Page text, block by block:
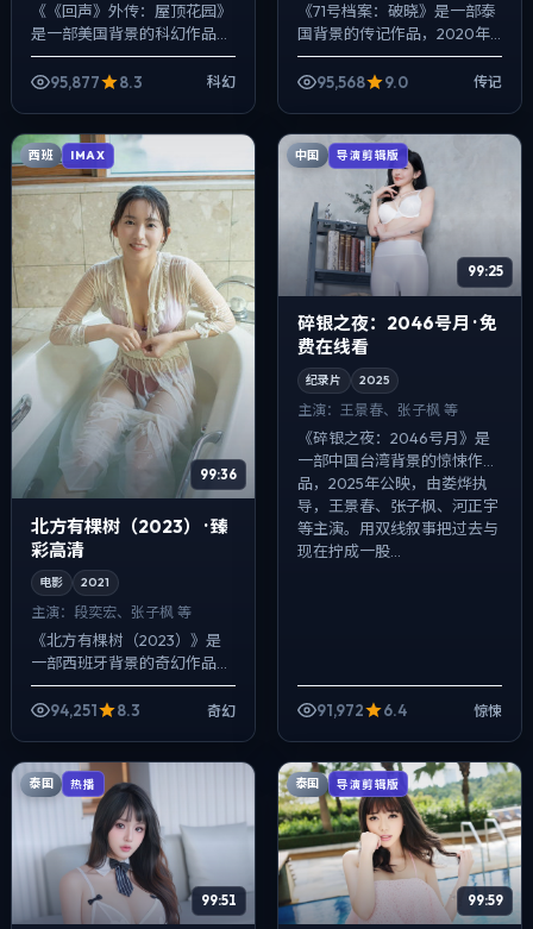
《《回声》外传：屋顶花园》
是一部美国背景的科幻作品，
2023年公映，由克里斯托弗·
诺兰执导，梁朝伟、廖凡、裴
95,877 8.3 科幻
《71号档案：破晓》是一部泰
国背景的传记作品，2020年
公映，由刁亦男执导，秦昊、
菅田将晖、雷佳音等主演。以
95,568 9.0 传记
西班 IMAX
99:36
北方有棵树（2023） · 臻
彩高清
电影 2021
主演： 段奕宏、张子枫 等
《北方有棵树（2023）》是
一部西班牙背景的奇幻作品，
2021年公映，由杜琪峰执导，
段奕宏、张子枫、松田龙平等
94,251 8.3 奇幻
中国 导演剪辑版
99:25
碎银之夜：2046号月 · 免
费在线看
纪录片 2025
主演： 王景春、张子枫 等
《碎银之夜：2046号月》是
一部中国台湾背景的惊悚作
品，2025年公映，由娄烨执
导，王景春、张子枫、河正宇
等主演。用双线叙事把过去与
现在拧成一股...
91,972 6.4 惊悚
泰国 热播
99:51
泰国 导演剪辑版
99:59